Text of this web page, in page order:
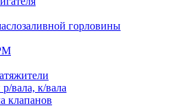
горловины
вала, к/вала
клапанов